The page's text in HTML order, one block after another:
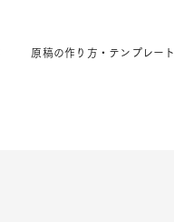
原稿の作り方・テンプレート